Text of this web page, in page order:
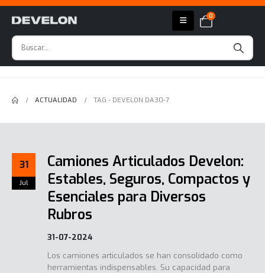
0
ACTUALIDAD TAG - DEVELON DA30-7
31
Jul
Camiones Articulados Develon:
Estables, Seguros, Compactos y
Esenciales para Diversos
Rubros
31-07-2024
Los camiones articulados se han consolidado como
herramientas indispensables. Su capacidad para